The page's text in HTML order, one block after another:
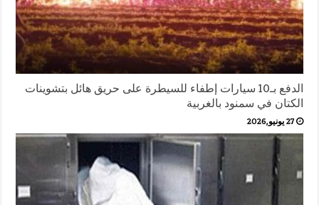
الدفع بـ10 سيارات إطفاء للسيطرة على حريق هائل بتشوينات
الكتان في سمنود بالغربية
27 يونيو,2026